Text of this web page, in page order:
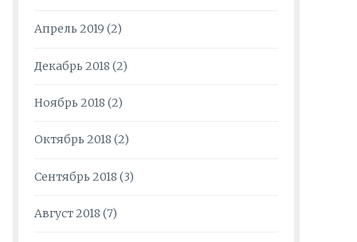
Апрель 2019 (2)
Декабрь 2018 (2)
Ноябрь 2018 (2)
Октябрь 2018 (2)
Сентябрь 2018 (3)
Август 2018 (7)